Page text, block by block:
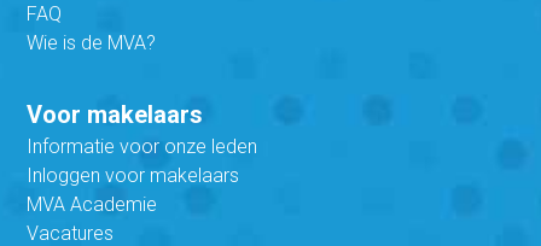
FAQ
Wie is de MVA?
Voor makelaars
Informatie voor onze leden
Inloggen voor makelaars
MVA Academie
Vacatures